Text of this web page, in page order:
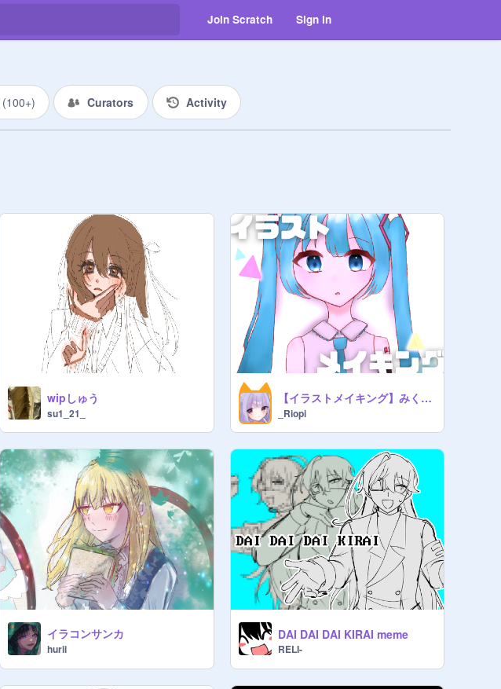
Join Scratch Sign in
(100+) Curators Activity
wipしゅう
su1_21_
【イラストメイキング】みくちゃん
_Riopi
イラコンサンカ
hurii
DAI DAI DAI KIRAI meme
RELI-